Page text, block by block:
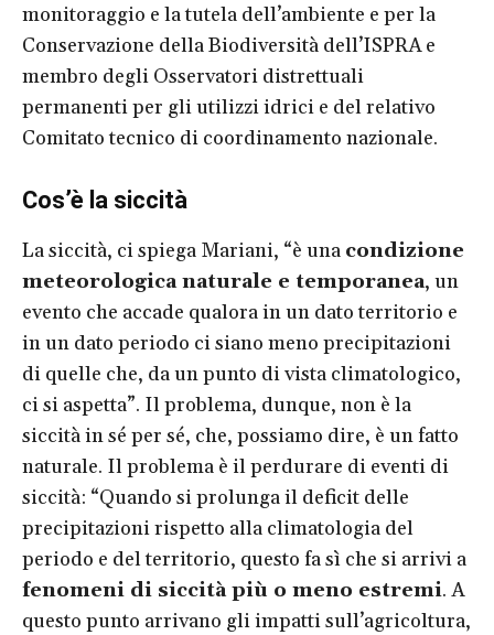
monitoraggio e la tutela dell’ambiente e per la
Conservazione della Biodiversità dell’ISPRA e
membro degli Osservatori distrettuali
permanenti per gli utilizzi idrici e del relativo
Comitato tecnico di coordinamento nazionale.
Cos’è la siccità
La siccità, ci spiega Mariani, “è una condizione
meteorologica naturale e temporanea, un
evento che accade qualora in un dato territorio e
in un dato periodo ci siano meno precipitazioni
di quelle che, da un punto di vista climatologico,
ci si aspetta”. Il problema, dunque, non è la
siccità in sé per sé, che, possiamo dire, è un fatto
naturale. Il problema è il perdurare di eventi di
siccità: “Quando si prolunga il deficit delle
precipitazioni rispetto alla climatologia del
periodo e del territorio, questo fa sì che si arrivi a
fenomeni di siccità più o meno estremi. A
questo punto arrivano gli impatti sull’agricoltura,